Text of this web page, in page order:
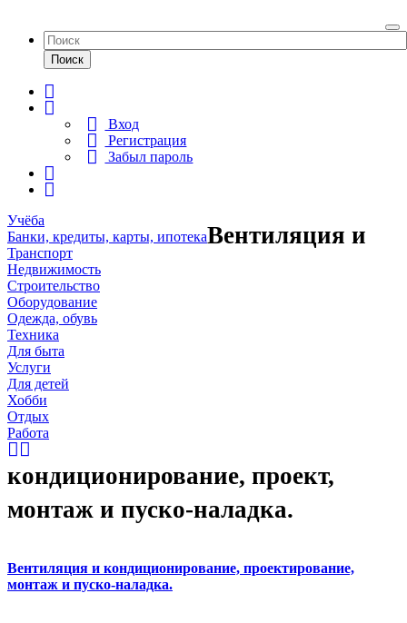
Поиск
Вход
Регистрация
Забыл пароль
Учёба
Банки, кредиты, карты, ипотека
Транспорт
Недвижимость
Строительство
Оборудование
Одежда, обувь
Техника
Для быта
Услуги
Для детей
Хобби
Отдых
Работа
Вентиляция и
кондиционирование, проект,
монтаж и пуско-наладка.
Вентиляция и кондиционирование, проектирование,
монтаж и пуско-наладка.